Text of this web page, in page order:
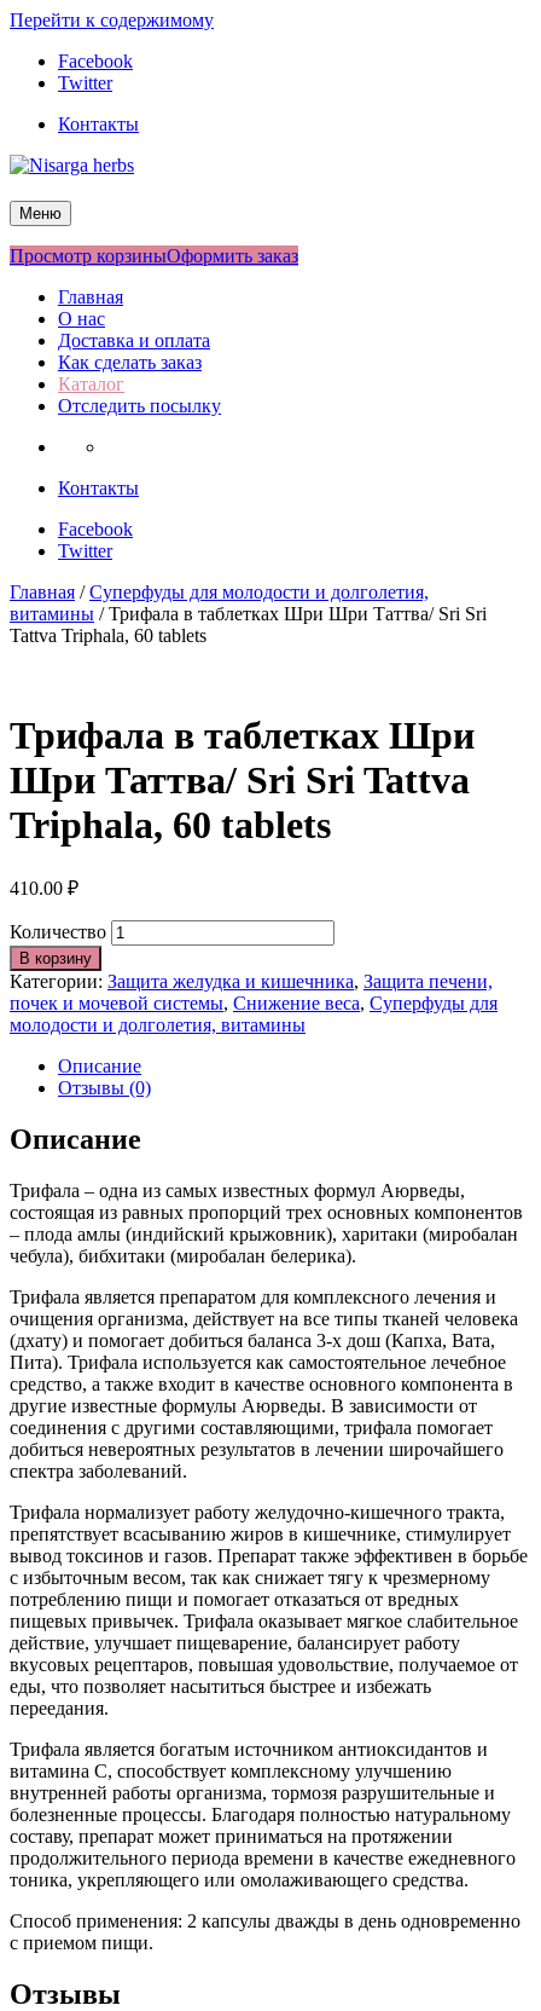
Перейти к содержимому
Facebook
Twitter
Контакты
Nisarga herbs
Меню
Просмотр корзиныОформить заказ
Главная
О нас
Доставка и оплата
Как сделать заказ
Каталог
Отследить посылку
Контакты
Facebook
Twitter
Главная /Суперфуды для молодости и долголетия,
витамины / Трифала в таблетках Шри Шри Таттва/ Sri Sri
Tattva Triphala, 60 tablets
Трифала в таблетках Шри
Шри Таттва/ Sri Sri Tattva
Triphala, 60 tablets
410.00 ₽
Количество
В корзину
Категории: Защита желудка и кишечника, Защита печени,
почек и мочевой системы, Снижение веса, Суперфуды для
молодости и долголетия, витамины
Описание
Отзывы (0)
Описание
Трифала – одна из самых известных формул Аюрведы,
состоящая из равных пропорций трех основных компонентов
– плода амлы (индийский крыжовник), харитаки (миробалан
чебула), бибхитаки (миробалан белерика).
Трифала является препаратом для комплексного лечения и
очищения организма, действует на все типы тканей человека
(дхату) и помогает добиться баланса 3-х дош (Капха, Вата,
Пита). Трифала используется как самостоятельное лечебное
средство, а также входит в качестве основного компонента в
другие известные формулы Аюрведы. В зависимости от
соединения с другими составляющими, трифала помогает
добиться невероятных результатов в лечении широчайшего
спектра заболеваний.
Трифала нормализует работу желудочно-кишечного тракта,
препятствует всасыванию жиров в кишечнике, стимулирует
вывод токсинов и газов. Препарат также эффективен в борьбе
с избыточным весом, так как снижает тягу к чрезмерному
потреблению пищи и помогает отказаться от вредных
пищевых привычек. Трифала оказывает мягкое слабительное
действие, улучшает пищеварение, балансирует работу
вкусовых рецептаров, повышая удовольствие, получаемое от
еды, что позволяет насытиться быстрее и избежать
переедания.
Трифала является богатым источником антиоксидантов и
витамина С, способствует комплексному улучшению
внутренней работы организма, тормозя разрушительные и
болезненные процессы. Благодаря полностью натуральному
составу, препарат может приниматься на протяжении
продолжительного периода времени в качестве ежедневного
тоника, укрепляющего или омолаживающего средства.
Способ применения: 2 капсулы дважды в день одновременно
с приемом пищи.
Отзывы